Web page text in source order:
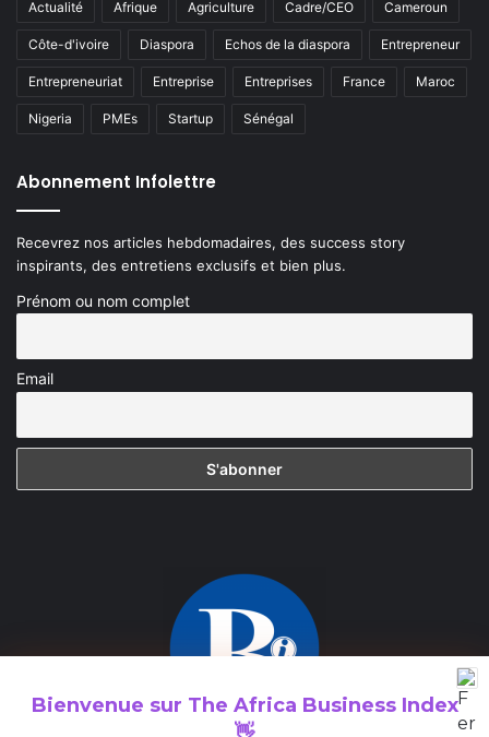
Bienvenue sur The Africa Business Index
Actualité Afrique Agriculture Cadre/CEO Cameroun
Côte-d'ivoire Diaspora Echos de la diaspora Entrepreneur
Entrepreneuriat Entreprise Entreprises France Maroc
Nigeria PMEs Startup Sénégal
Abonnement Infolettre
Recevrez nos articles hebdomadaires, des success story
inspirants, des entretiens exclusifs et bien plus.
Prénom ou nom complet
Email